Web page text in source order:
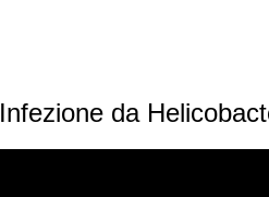
Infezione da